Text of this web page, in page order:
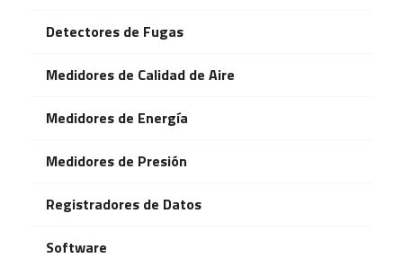
Detectores de Fugas
Medidores de Calidad de Aire
Medidores de Energía
Medidores de Presión
Registradores de Datos
Software